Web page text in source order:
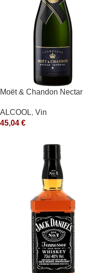
Moët & Chandon Nectar
Blanc
ALCOOL, Vin
45,04 €